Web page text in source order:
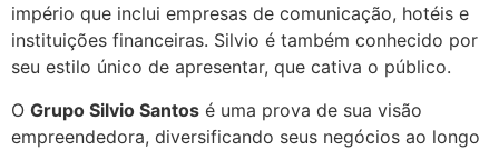
império que inclui empresas de comunicação, hotéis e
instituições financeiras. Silvio é também conhecido por
seu estilo único de apresentar, que cativa o público.
O Grupo Silvio Santos é uma prova de sua visão
empreendedora, diversificando seus negócios ao longo